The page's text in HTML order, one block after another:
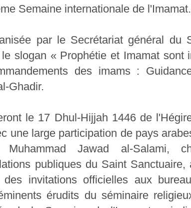
Semaine internationale de l'Imamat.
par le Secrétariat général du
slogan « Prophétie et Imamat sont
des imams :
Ghadir.
le 17 Dhul-Hijjah 1446 de
une large participation de pays
Muhammad Jawad al-Salami,
publiques du Saint
invitations officielles aux
érudits du séminaire